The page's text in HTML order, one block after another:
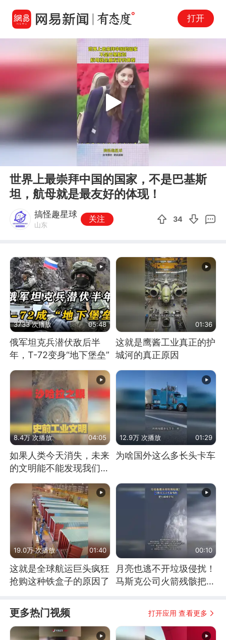
打开
Play
世界上最崇拜中国的国家，不是巴基斯
坦，航母就是最友好的体现！
搞怪趣星球
山东
关注 34
3733 次播放 05:48
俄军坦克兵潜伏敌后半
年，T-72变身“地下堡垒”
01:36
这就是鹰酱工业真正的护
城河的真正原因
8.4万 次播放 04:05
如果人类今天消失，未来
的文明能不能发现我们存
12.9万 次播放 01:29
为啥国外这么多长头卡车
19.0万 次播放 01:40
这就是全球航运巨头疯狂
抢购这种铁盒子的原因了
00:10
月亮也逃不开垃圾侵扰！
马斯克公司火箭残骸把月
更多热门视频 打开应用 查看更多